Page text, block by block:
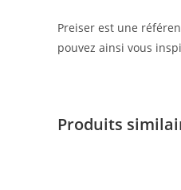
Preiser est une
pouvez ainsi vous
Produits